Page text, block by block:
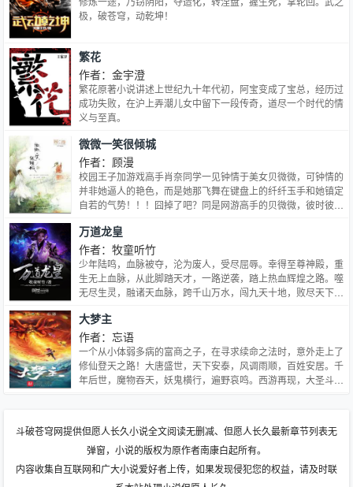
极，破苍穹，动乾坤！
繁花
作者：金宇澄
繁花原著小说讲述上世纪九十年代初，阿宝变成了宝总，经历过
成功失败，在沪上弄潮儿女中留下一段传奇，道尽一个时代的情
义与至真。
微微一笑很倾城
作者：顾漫
校园王子加游戏高手肖奈同学一见钟情于美女贝微微，可钟情的
并非她逼人的艳色，而是她那飞舞在键盘上的纤纤玉手和她镇定
自若的气势！！！囧掉了吧？同是网游高手的贝微微，彼时彼刻
辉煌战役，完全没意识到爱神小天使近在己侧……随后，篮球游
泳全能优等生与游戏公司老板等身份的肖奈大神开始了网上网下
全方位地捕猎美人心…… 于是，一场爱情，就在一朵花开的时
间里，悄然萌生了。
万道龙皇
作者：牧童听竹
少年陆鸣，血脉被夺，沦为废人，受尽屈辱。幸得至尊神殿，重
生无上血脉，从此脚踏天才，一路逆袭，踏上热血辉煌之路。噬
无尽生灵，融诸天血脉，跨千山万水，闯九天十地，败尽天下英
大梦主
作者：忘语
一个从小体弱多病的富商之子，在寻求续命之法时，意外走上了
修仙登天之路！大唐盛世，天下安泰，风调雨顺，百姓安居。千
年后世，魔物吞天，妖鬼横行，遍野哀鸣。西游再现，大圣斗
斗破苍穹网提供但愿人长久小说全文阅读无删减、但愿人长久最新章节列表无
弹窗，小说的版权为原作者南康白起所有。
内容收集自互联网和广大小说爱好者上传，如果发现侵犯您的权益，请及时联